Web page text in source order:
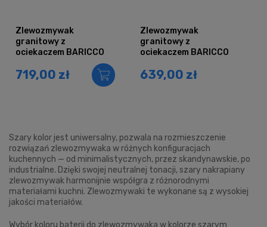
Zlewozmywak
granitowy z
ociekaczem BARICCO
719,00 zł
Zlewozmywak
granitowy z
ociekaczem BARICCO
639,00 zł
Szary kolor jest uniwersalny, pozwala na rozmieszczenie
rozwiązań zlewozmywaka w różnych konfiguracjach
kuchennych — od minimalistycznych, przez skandynawskie, po
industrialne. Dzięki swojej neutralnej tonacji, szary nakrapiany
zlewozmywak harmonijnie współgra z różnorodnymi
materiałami kuchni. Zlewozmywaki te wykonane są z wysokiej
jakości materiałów.
Wybór koloru baterii do zlewozmywaka w kolorze szarym